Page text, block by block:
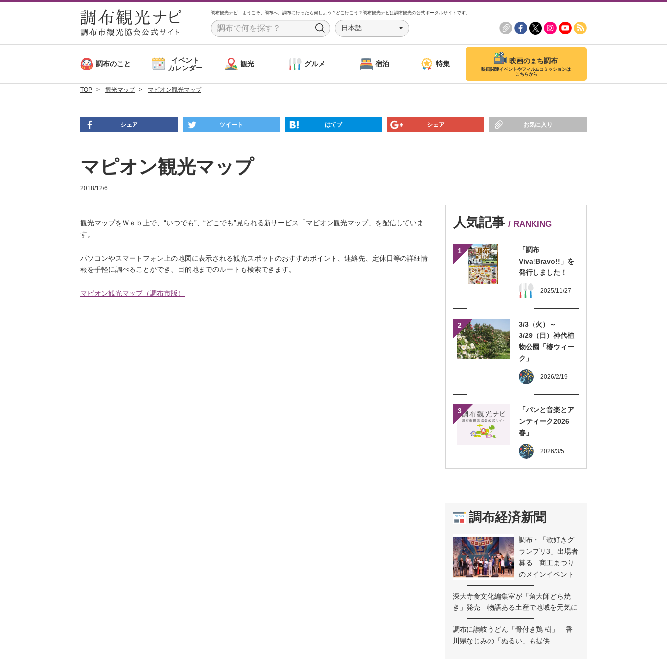
調布観光ナビ：ようこそ、調布へ。調布に行ったら何しよう？どこ行こう？調布観光ナビは調布観光の公式ポータルサイトです。
S
c
日本語
調布のこと
イベント
カレンダー
観光 グルメ 宿泊 特集 映画のまち調布
映画関連イベントやフィルムコミッションは
こちらから
TOP 観光マップ マピオン観光マップ
シェア ツイート はてブ シェア お気に入り
マピオン観光マップ
2018/12/6
観光マップをＷｅｂ上で、“いつでも”、“どこでも”見られる新サービス「マピオン観光マップ」を配信していま
す。
パソコンやスマートフォン上の地図に表示される観光スポットのおすすめポイント、連絡先、定休日等の詳細情
報を手軽に調べることができ、目的地までのルートも検索できます。
マピオン観光マップ（調布市版）
人気記事 / RANKING
1
「調布
Viva!Bravo!!」を
発行しました！
2025/11/27
2
3/3（火）～
3/29（日）神代植
物公園「椿ウィー
ク」
2026/2/19
3
「パンと音楽とア
ンティーク2026
春」
2026/3/5
調布経済新聞
調布・「歌好きグ
ランプリ3」出場者
募る 商工まつり
のメインイベント
深大寺食文化編集室が「角大師どら焼
き」発売 物語ある土産で地域を元気に
調布に讃岐うどん「骨付き鶏 樹」 香
川県なじみの「ぬるい」も提供